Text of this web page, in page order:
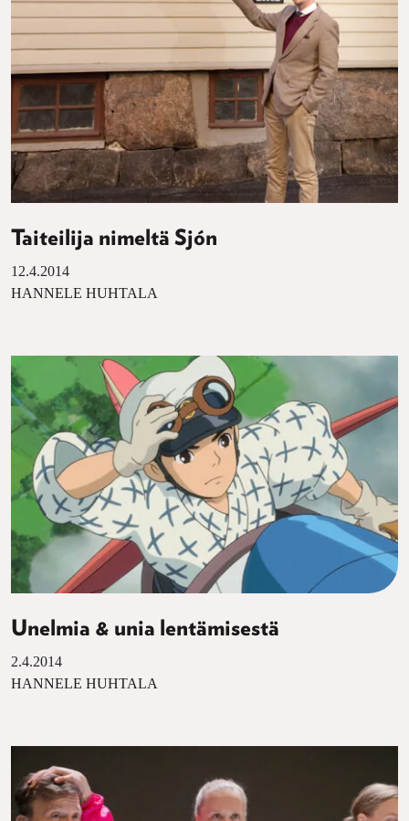
Taiteilija nimeltä Sjón
12.4.2014
HANNELE HUHTALA
Unelmia & unia lentämisestä
2.4.2014
HANNELE HUHTALA